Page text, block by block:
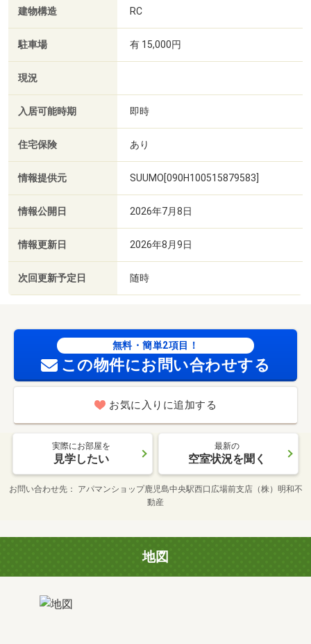
建物構造 RC
駐車場 有 15,000円
現況
入居可能時期 即時
住宅保険 あり
情報提供元 SUUMO[090H100515879583]
情報公開日 2026年7月8日
情報更新日 2026年8月9日
次回更新予定日 随時
無料・簡単2項目！
この物件にお問い合わせする
お気に入りに追加する
実際にお部屋を
見学したい
最新の
空室状況を聞く
お問い合わせ先
アパマンショップ鹿児島中央駅西口広場前支店（株）明和不
動産
地図